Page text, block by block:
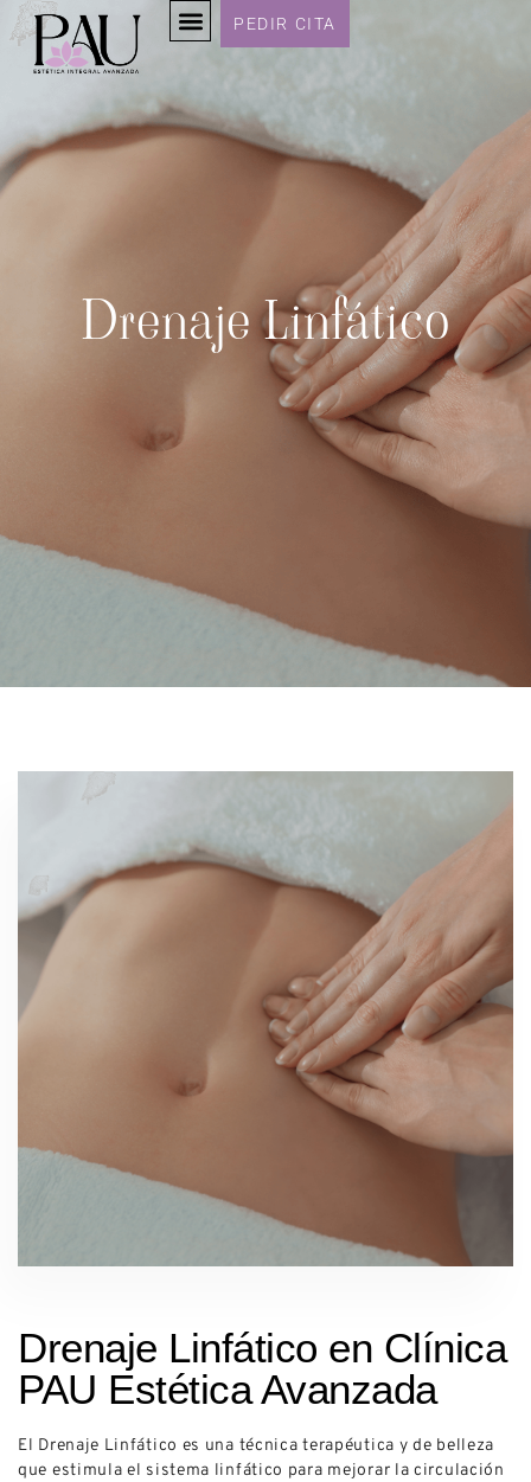
PEDIR CITA
Drenaje Linfático
Drenaje Linfático en Clínica
PAU Estética Avanzada
El Drenaje Linfático es una técnica terapéutica y de belleza
que estimula el sistema linfático para mejorar la circulación